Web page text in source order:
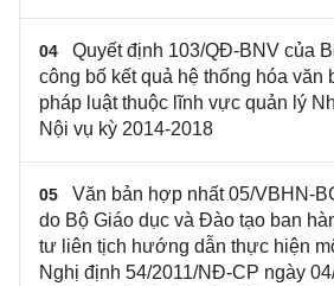
04
Quyết định 103/QĐ-BNV của
công bố kết quả hệ thống hóa văn
pháp luật thuộc lĩnh vực quản lý
Nội vụ kỳ 2014-2018
05
Văn bản hợp nhất 05/VBHN-
do Bộ Giáo dục và Đào tạo ban
tư liên tịch hướng dẫn thực hiện
Nghị định 54/2011/NĐ-CP ngày